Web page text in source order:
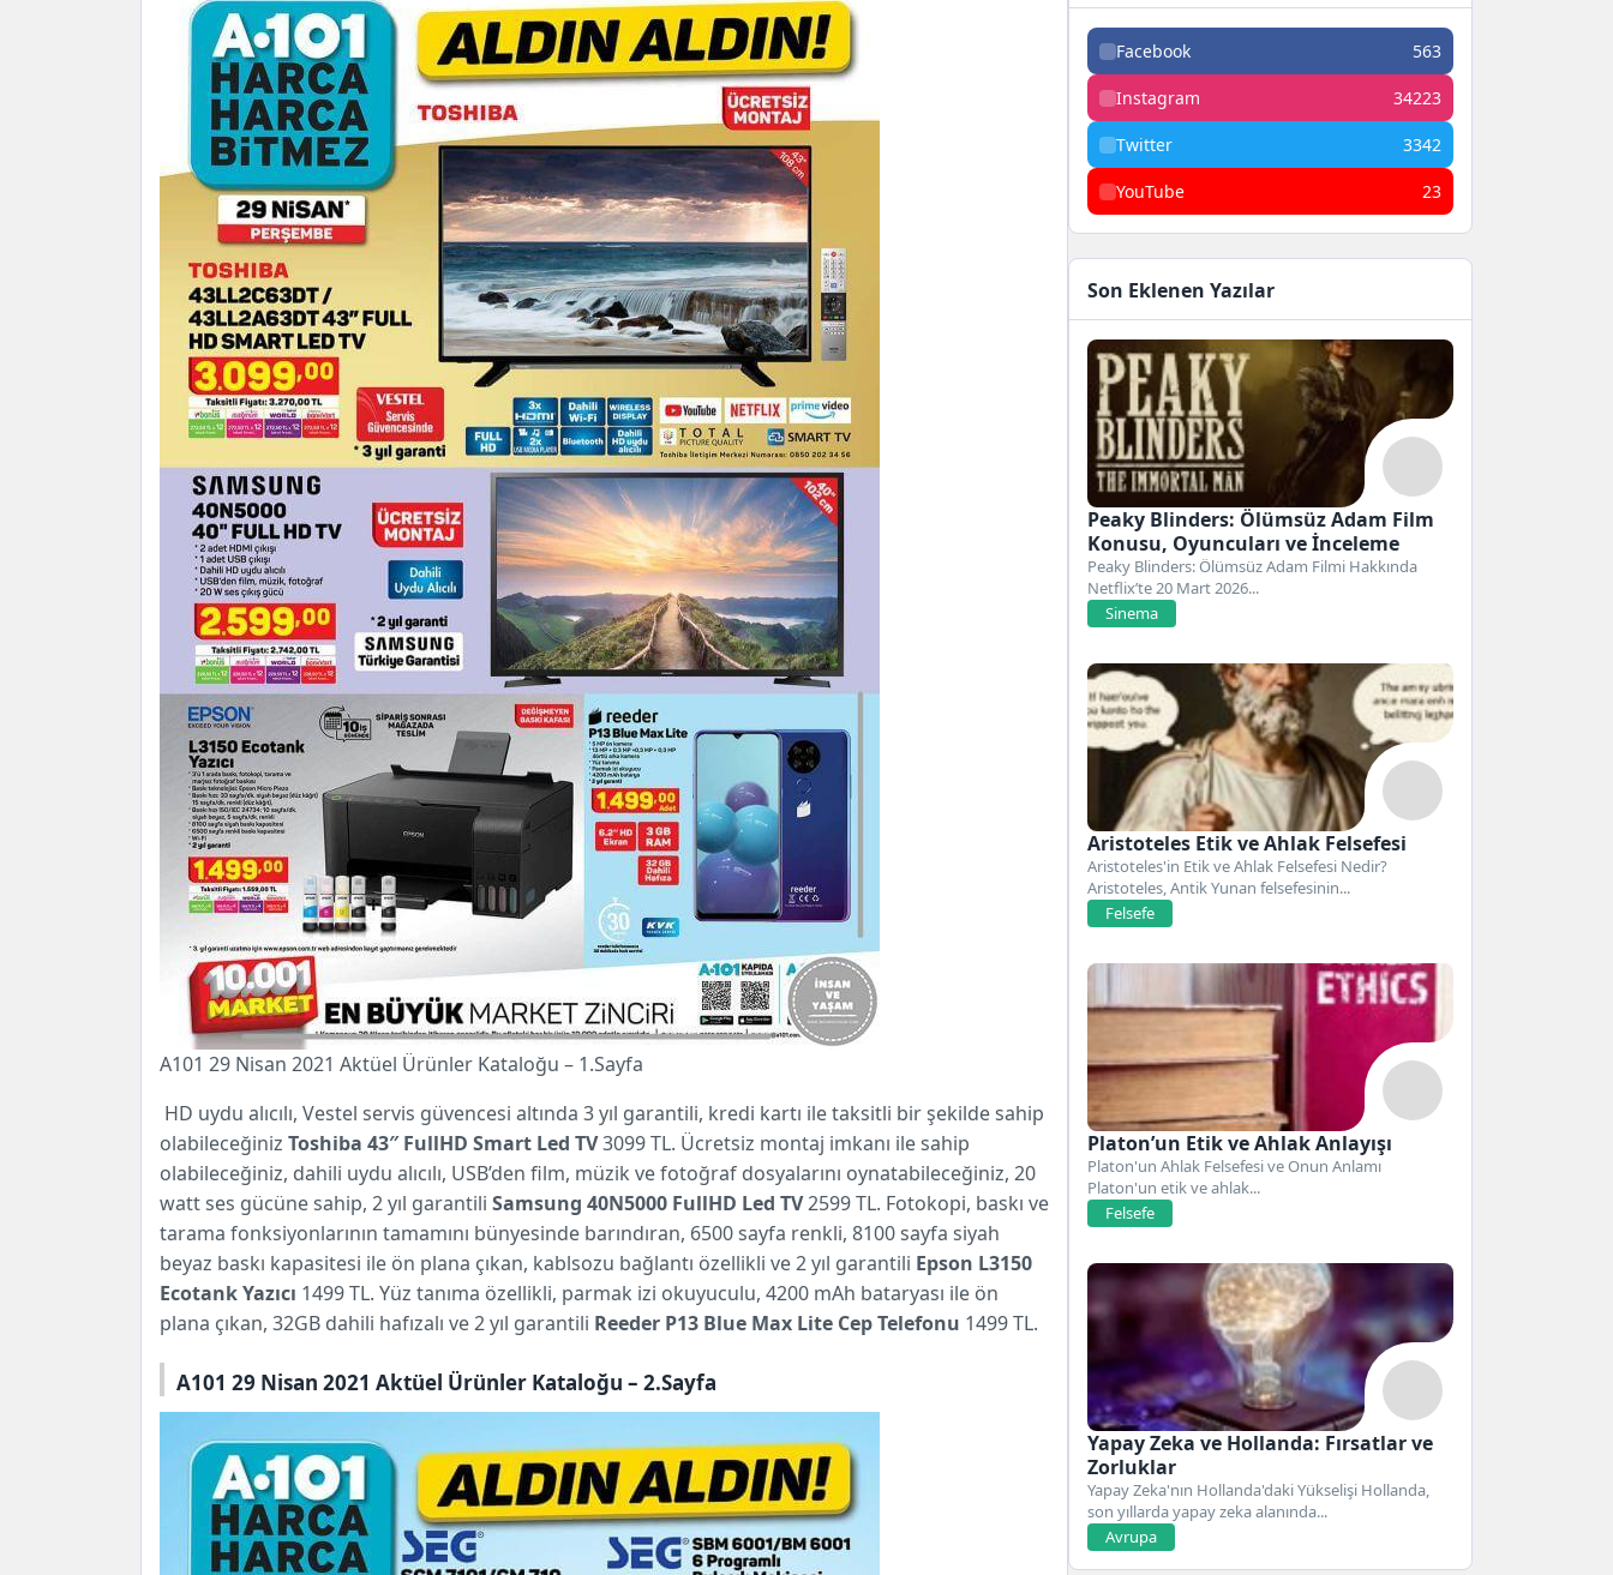
A101 29 Nisan 2021 Aktüel Ürünler Kataloğu – 1.Sayfa
HD uydu alıcılı, Vestel servis güvencesi altında 3 yıl garantili, kredi kartı ile taksitli bir şekilde sahip
olabileceğiniz Toshiba 43″ FullHD Smart Led TV3099 TL. Ücretsiz montaj imkanı ile sahip
olabileceğiniz, dahili uydu alıcılı, USB’den film, müzik ve fotoğraf dosyalarını oynatabileceğiniz, 20
watt ses gücüne sahip, 2 yıl garantili Samsung 40N5000 FullHD Led TV2599 TL. Fotokopi, baskı ve
tarama fonksiyonlarının tamamını bünyesinde barındıran, 6500 sayfa renkli, 8100 sayfa siyah
beyaz baskı kapasitesi ile ön plana çıkan, kablsozu bağlantı özellikli ve 2 yıl garantili Epson L3150
Ecotank Yazıcı 1499 TL. Yüz tanıma özellikli, parmak izi okuyuculu, 4200 mAh bataryası ile ön
plana çıkan, 32GB dahili hafızalı ve 2 yıl garantili Reeder P13 Blue Max Lite Cep Telefonu 1499 TL.
A101 29 Nisan 2021 Aktüel Ürünler Kataloğu – 2.Sayfa
Facebook 563
Instagram 34223
Twitter 3342
YouTube 23
Son Eklenen Yazılar
Peaky Blinders: Ölümsüz Adam Film
Konusu, Oyuncuları ve İnceleme
Peaky Blinders: Ölümsüz Adam Filmi Hakkında
Netflix’te 20 Mart 2026...
Sinema
Aristoteles Etik ve Ahlak Felsefesi
Aristoteles'in Etik ve Ahlak Felsefesi Nedir?
Aristoteles, Antik Yunan felsefesinin...
Felsefe
Platon’un Etik ve Ahlak Anlayışı
Platon'un Ahlak Felsefesi ve Onun Anlamı
Platon'un etik ve ahlak...
Felsefe
Yapay Zeka ve Hollanda: Fırsatlar ve
Zorluklar
Yapay Zeka'nın Hollanda'daki Yükselişi Hollanda,
son yıllarda yapay zeka alanında...
Avrupa